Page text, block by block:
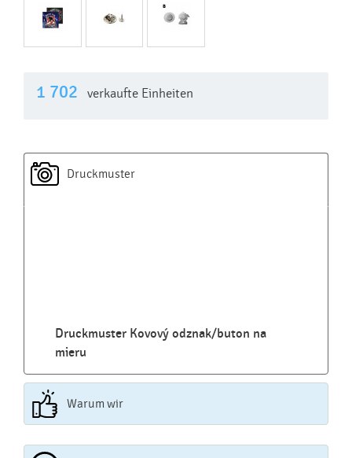
1 702 verkaufte Einheiten
Druckmuster
Druckmuster Kovový odznak/buton na
mieru
Warum wir